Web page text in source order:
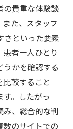
の貴重な体験談
た、スタッフ
さといった要素
者一人ひとり
うかを確認する
較すること
。したがっ
み、総合的な判
数のサイトでの